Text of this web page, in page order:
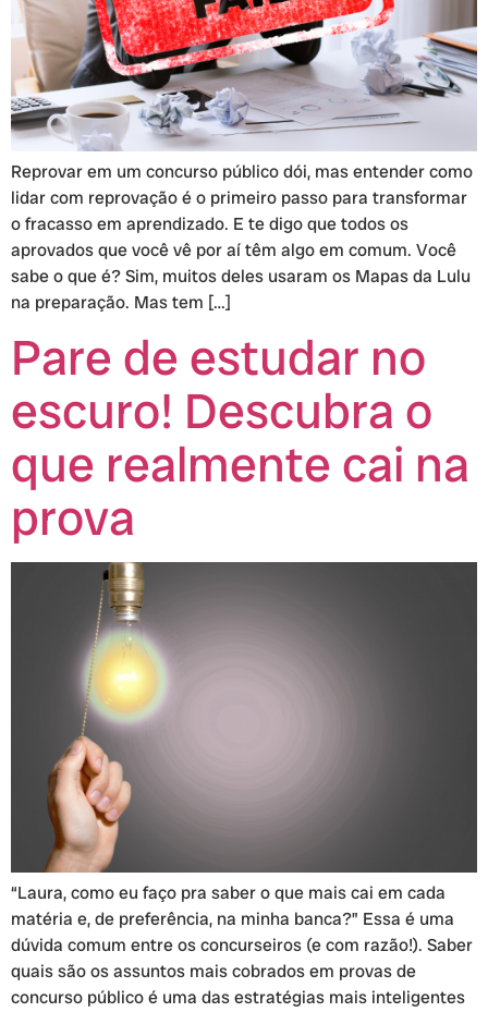
Reprovar em um concurso público dói, mas entender como
lidar com reprovação é o primeiro passo para transformar
o fracasso em aprendizado. E te digo que todos os
aprovados que você vê por aí têm algo em comum. Você
sabe o que é? Sim, muitos deles usaram os Mapas da Lulu
na preparação. Mas tem […]
Pare de estudar no
escuro! Descubra o
que realmente cai na
prova
“Laura, como eu faço pra saber o que mais cai em cada
matéria e, de preferência, na minha banca?” Essa é uma
dúvida comum entre os concurseiros (e com razão!). Saber
quais são os assuntos mais cobrados em provas de
concurso público é uma das estratégias mais inteligentes